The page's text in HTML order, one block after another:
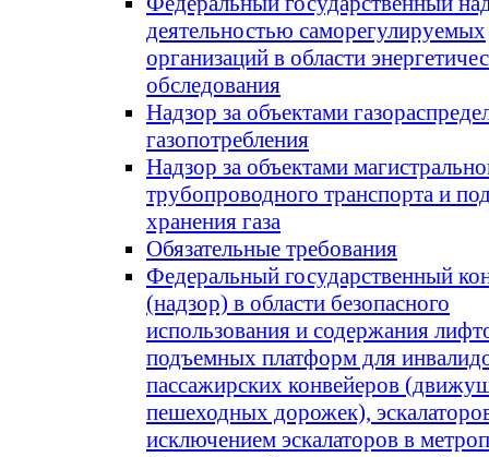
деятельностью саморегулируемых
организаций в области
обследования
Надзор за объектами
газопотребления
Надзор за объектами
трубопроводного транспорта и
хранения газа
Обязательные требования
Федеральный государственный
(надзор) в области безопасного
использования и содержания
подъемных платформ для
пассажирских конвейеров
пешеходных дорожек),
исключением эскалаторов в